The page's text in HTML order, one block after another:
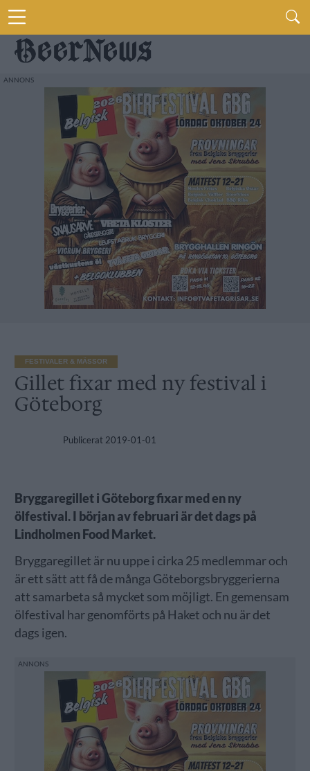
FESTIVALER & MÄSSOR
Gillet fixar med ny festival i
Göteborg
Publicerat 2019-01-01
Bryggaregillet i Göteborg fixar med en ny
ölfestival. I början av februari är det dags på
Lindholmen Food Market.
Bryggaregillet är nu uppe i cirka 25 medlemmar och
är ett sätt att få de många Göteborgsbryggerierna
att samarbeta så mycket som möjligt. En gemensam
ölfestival har genomförts på Haket och nu är det
dags igen.